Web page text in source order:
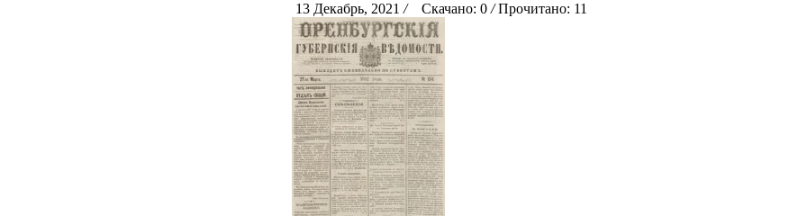
13 Декабрь, 2021 /Скачано: 0 /Прочитано: 11